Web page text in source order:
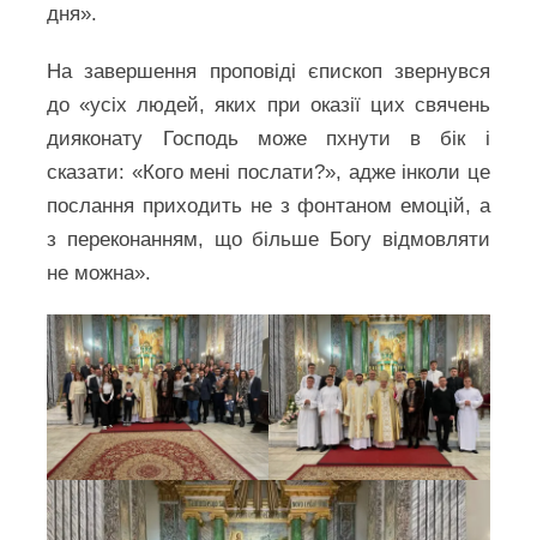
дня».
На завершення проповіді єпископ звернувся
до «усіх людей, яких при оказії цих свячень
дияконату Господь може пхнути в бік і
сказати: «Кого мені послати?», адже інколи це
послання приходить не з фонтаном емоцій, а
з переконанням, що більше Богу відмовляти
не можна».